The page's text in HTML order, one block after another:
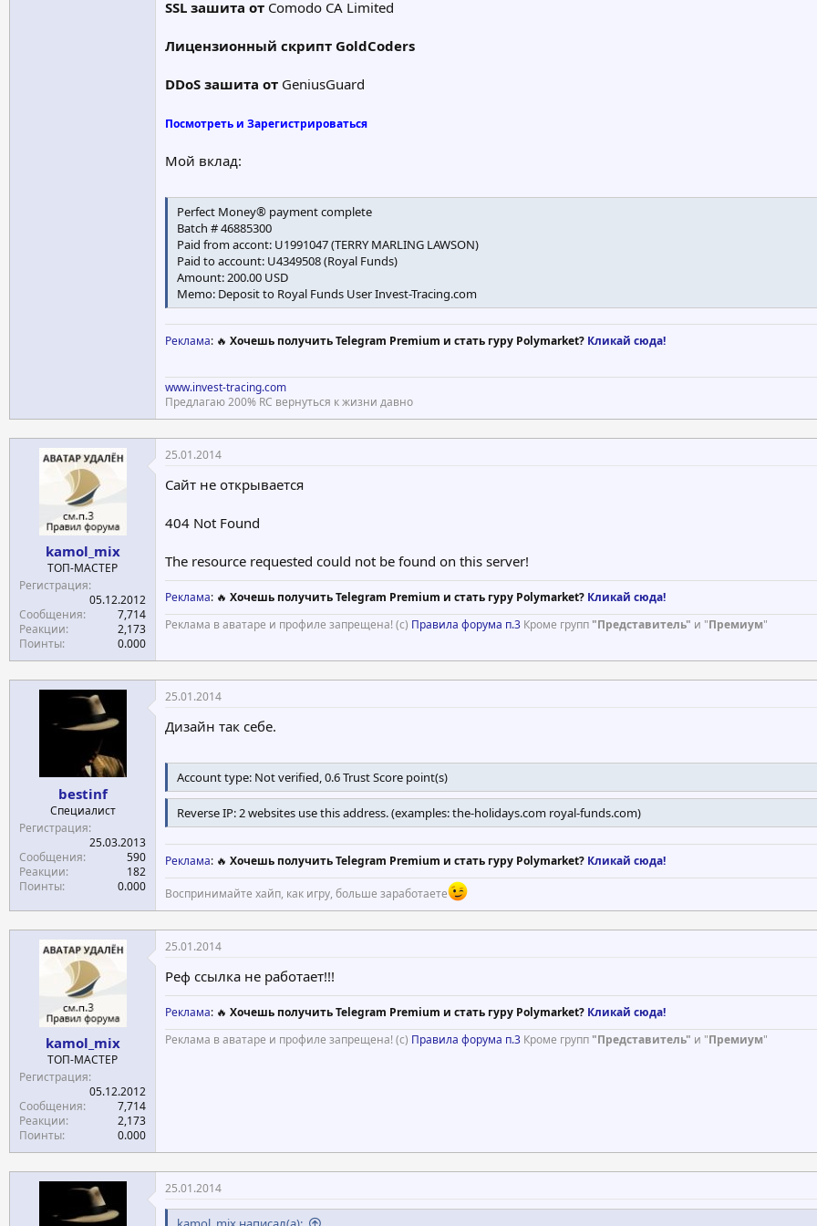
План Сумма ( $) Прибыль (%)
План 2 $ 501 - $ 2000 190.00
План 5 20001 $ - $ 100,000 800.00
План D до 2000% после 30 дней
План Сумма ( $) Прибыль (%)
План 1 $ 10 - $ 500 400.00
План 2 $ 501 - $ 2000 600.00
План 3 $ 2,001 - $ 10,000 900.00
План 4 $ 1,001 - $ 20,000 1300.00
План 5 20001 $ - $ 100,000 2000.00
Рассчитайте свой доход >>
План Сумма ( $) Прибыль (%)
План 1 $ 10 - $ 500 900.00
План 2 $ 501 - $ 2000 1400.00
План 4 $ 10,001 - $ 20,000 2700.00
План 5 20001 $ - $ 100,000 3500.00
VIP план до 25 % в час в течение 5 часов
План 1 $ 5000 - $ 10000 22.00
План 2 $ 10,001 - $ 20,000 23.00
План 3 $ 20,001 - $ 100,000 25.00
SSL зашита от Comodo CA Limited
Лицензионный скрипт GoldCoders
DDoS зашита от GeniusGuard
Посмотреть и Зарегистрироваться
Мой вклад:
Perfect Money® payment complete
Batch # 46885300
Paid from accont: U1991047 (TERRY MARLING LAWSON)
Paid to account: U4349508 (Royal Funds)
Amount: 200.00 USD
Memo: Deposit to Royal Funds User Invest-Tracing.com
Реклама: 🔥 Хочешь получить Telegram Premium и стать гуру Polymarket? Кликай сюда!
www.invest-tracing.com
Предлагаю 200% RC вернуться к жизни давно
kamol_mix
ТОП-МАСТЕР
Регистрация
05.12.2012
Сообщения
7,714
Реакции
2,173
Поинты
0.000
25.01.2014
Сайт не открывается
404 Not Found
The resource requested could not be found on this server!
Реклама: 🔥 Хочешь получить Telegram Premium и стать гуру Polymarket? Кликай сюда!
Реклама в аватаре и профиле запрещена! (с) Правила форума п.3 Кроме групп "Представитель" и "Премиум"
bestinf
Специалист
Регистрация
25.03.2013
Сообщения
590
Реакции
182
Поинты
0.000
25.01.2014
Дизайн так себе.
Account type: Not verified, 0.6 Trust Score point(s)
Reverse IP: 2 websites use this address. (examples: the-holidays.com royal-funds.com)
Реклама: 🔥 Хочешь получить Telegram Premium и стать гуру Polymarket? Кликай сюда!
Воспринимайте хайп, как игру, больше заработаете
kamol_mix
ТОП-МАСТЕР
Регистрация
05.12.2012
Сообщения
7,714
Реакции
2,173
Поинты
0.000
25.01.2014
Реф ссылка не работает!!!
Реклама: 🔥 Хочешь получить Telegram Premium и стать гуру Polymarket? Кликай сюда!
Реклама в аватаре и профиле запрещена! (с) Правила форума п.3 Кроме групп "Представитель" и "Премиум"
25.01.2014